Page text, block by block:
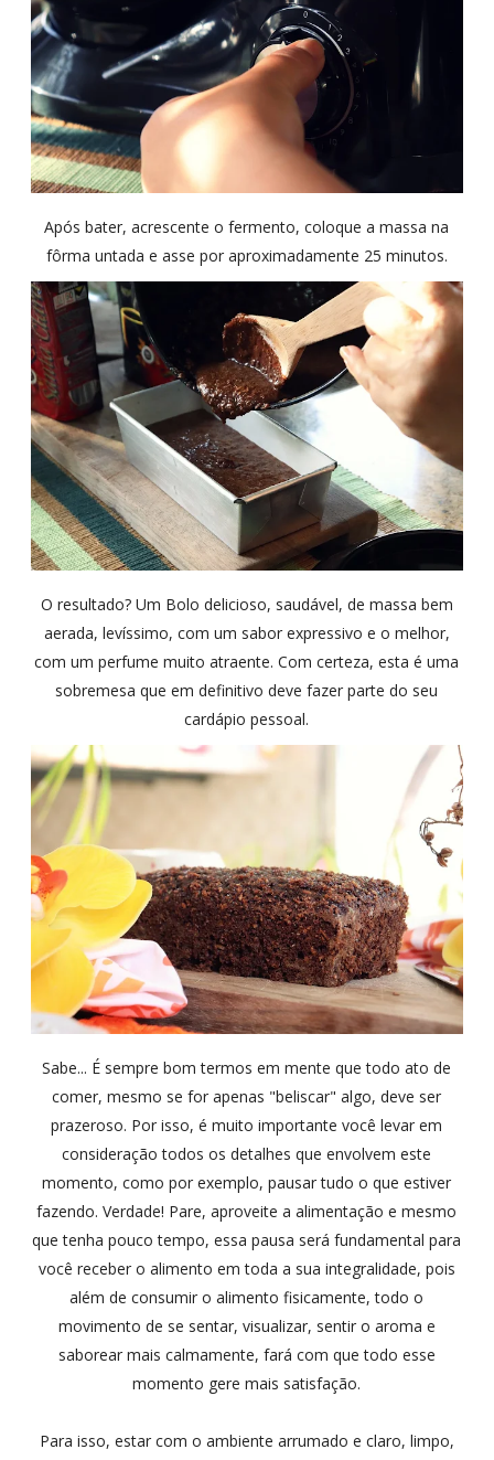
Após bater, acrescente o fermento, coloque a massa na
fôrma untada e asse por aproximadamente 25 minutos.
O resultado? Um Bolo delicioso, saudável, de massa bem
aerada, levíssimo, com um sabor expressivo e o melhor,
com um perfume muito atraente. Com certeza, esta é uma
sobremesa que em definitivo deve fazer parte do seu
cardápio pessoal.
Sabe... É sempre bom termos em mente que todo ato de
comer, mesmo se for apenas "beliscar" algo, deve ser
prazeroso. Por isso, é muito importante você levar em
consideração todos os detalhes que envolvem este
momento, como por exemplo,pausar tudo o que estiver
fazendo. Verdade! Pare, aproveite a alimentação e mesmo
que tenha pouco tempo, essa pausa será fundamental para
você receber o alimento em toda a sua integralidade, pois
além de consumir o alimento fisicamente, todo o
movimento de se sentar, visualizar, sentir o aroma e
saborear mais calmamente, fará com que todo esse
momento gere mais satisfação.
Para isso, estar com o ambiente arrumado e claro, limpo,